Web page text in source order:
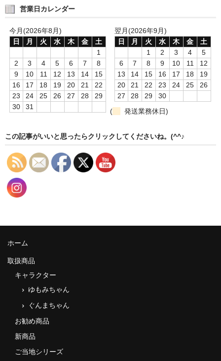
会社理念
沿革
お問合せ
送料のご案内
スタッフブログ
草津Tip店
営業日カレンダー
今月(2026年8月)
日
月 火 水 木 金
土
1
2
3 4 5 6 7
8
9
10 11 12 13 14
15
16
17 18 19 20 21
22
23
24 25 26 27 28
29
30
31
翌月(2026年9月)
日
月 火 水 木 金
土
1
2 3 4
5
6
7 8 9 10 11
12
13
14 15 16 17 18
19
20
21 22 23 24 25
26
27
28 29
30
(
発送業務休日)
この記事がいいと思ったらクリックしてくださいね。(^^♪
ホーム
取扱商品
キャラクター
ゆもみちゃん
ぐんまちゃん
お勧め商品
新商品
ご当地シリーズ